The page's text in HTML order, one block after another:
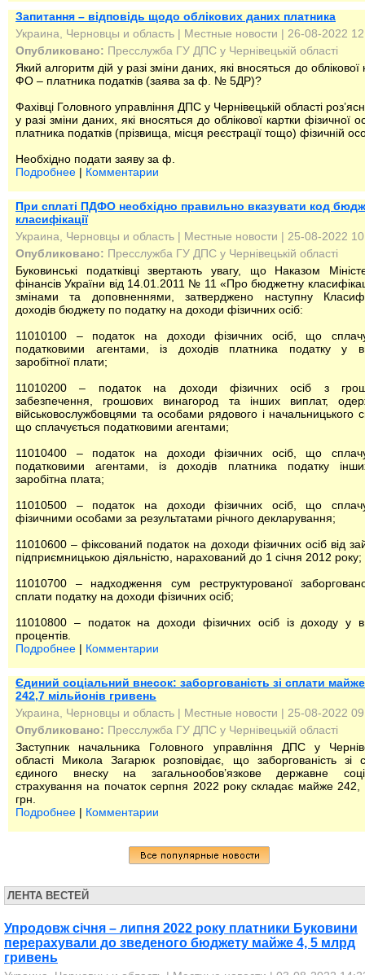
Запитання – відповідь щодо облікових даних платника
Украина, Черновцы и область | Местные новости | 26-08-2022
Опубликовано: Пресслужба ГУ ДПС у Чернівецькій області
Який алгоритм дій у разі зміни даних, які вносяться до облікової
ФО – платника податків (заява за ф. № 5ДР)?
Фахівці Головного управління ДПС у Чернівецькій області
у разі зміни даних, які вносяться до облікової картки фізичної
платника податків (прізвища, місця реєстрації тощо) фізичній
Необхідно подати заяву за ф.
Подробнее | Комментарии
При сплаті ПДФО необхідно правильно вказувати код
класифікації
Украина, Черновцы и область | Местные новости | 25-08-2022
Опубликовано: Пресслужба ГУ ДПС у Чернівецькій області
Буковинські податківці звертають увагу, що Наказом
фінансів України від 14.01.2011 № 11 «Про бюджетну
змінами та доповненнями, затверджено наступну
доходів бюджету по податку на доходи фізичних осіб:
11010100 – податок на доходи фізичних осіб, що
податковими агентами, із доходів платника податку у
заробітної плати;
11010200 – податок на доходи фізичних осіб з
забезпечення, грошових винагород та інших виплат,
військовослужбовцями та особами рядового і начальницького
що сплачується податковими агентами;
11010400 – податок на доходи фізичних осіб, що
податковими агентами, із доходів платника податку
заробітна плата;
11010500 – податок на доходи фізичних осіб, що
фізичними особами за результатами річного декларування;
11010600 – фіксований податок на доходи фізичних осіб від
підприємницькою діяльністю, нарахований до 1 січня 2012 року;
11010700 – надходження сум реструктурованої
сплати податку на доходи фізичних осіб;
11010800 – податок на доходи фізичних осіб із доходу у
процентів.
Подробнее | Комментарии
Єдиний соціальний внесок: заборгованість зі сплати майже
242,7 мільйонів гривень
Украина, Черновцы и область | Местные новости | 25-08-2022
Опубликовано: Пресслужба ГУ ДПС у Чернівецькій області
Заступник начальника Головного управління ДПС у
області Микола Загарюк розповідає, що заборгованість зі
єдиного внеску на загальнообов’язкове державне
страхування на початок серпня 2022 року складає майже
грн.
Подробнее | Комментарии
ЛЕНТА ВЕСТЕЙ
Упродовж січня – липня 2022 року платники Буковини
перерахували до зведеного бюджету майже 4, 5 млрд
гривень